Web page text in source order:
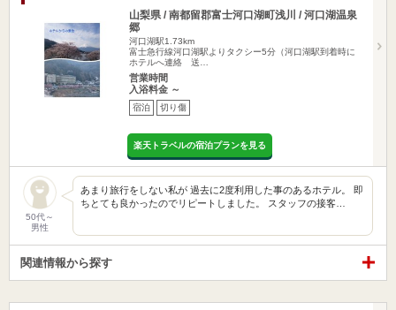
山梨県 / 南都留郡富士河口湖町浅川 / 河口湖温泉
郷
河口湖駅1.73km
富士急行線河口湖駅よりタクシー5分（河口湖駅到着時に
ホテルへ連絡 送…
営業時間
入浴料金 ～
宿泊 切り傷
楽天トラベルの宿泊プランを見る
50代～
男性
あまり旅行をしない私が 過去に2度利用した事のあるホテル。 即
ちとても良かったのでリピートしました。 スタッフの接客…
関連情報から探す